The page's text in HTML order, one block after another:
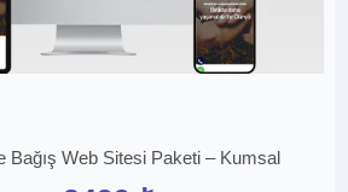
Bağış Web Sitesi Paketi – Kumsal